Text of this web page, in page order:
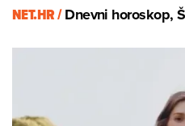
NET.HR /Dnevni horoskop,